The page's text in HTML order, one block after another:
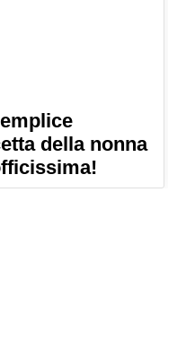
della nonna